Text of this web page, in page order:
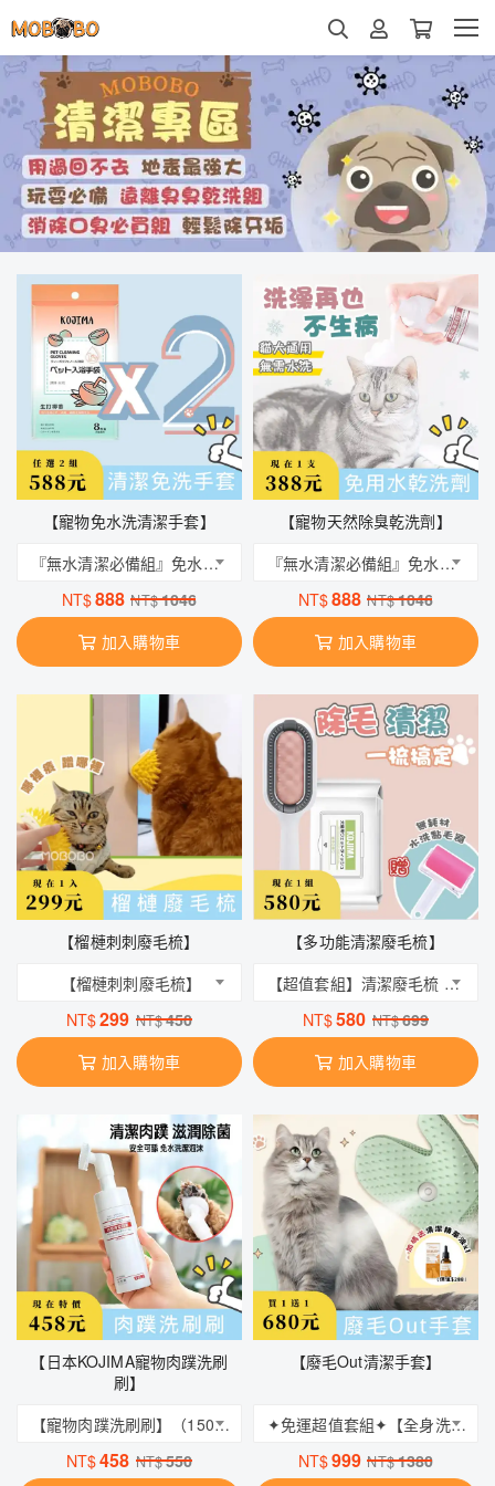
【寵物免水洗清潔手套】
『無水清潔必備組』免水洗乾洗劑 + 免水洗手套（兩組）
NT$888 NT$1046
加入購物車
【寵物天然除臭乾洗劑】
『無水清潔必備組』免水洗乾洗劑 + 免水洗手套（兩組）
NT$888 NT$1046
加入購物車
【榴槤刺刺廢毛梳】
【榴槤刺刺廢毛梳】
NT$299 NT$450
加入購物車
【多功能清潔廢毛梳】
【超值套組】清潔廢毛梳 + 80入綠茶清香寵物紙巾 + 無耗材水洗黏毛器
NT$580 NT$699
加入購物車
【日本KOJIMA寵物肉蹼洗刷
刷】
【寵物肉蹼洗刷刷】（150ml)
NT$458 NT$550
【廢毛Out清潔手套】
✦免運超值套組✦【全身洗香香】廢毛Out手套（2入） + 皮毛護理精華 + 口腔清潔指套濕巾（一組50入） + 寵物淚痕濕巾（一組50入）
NT$999 NT$1380